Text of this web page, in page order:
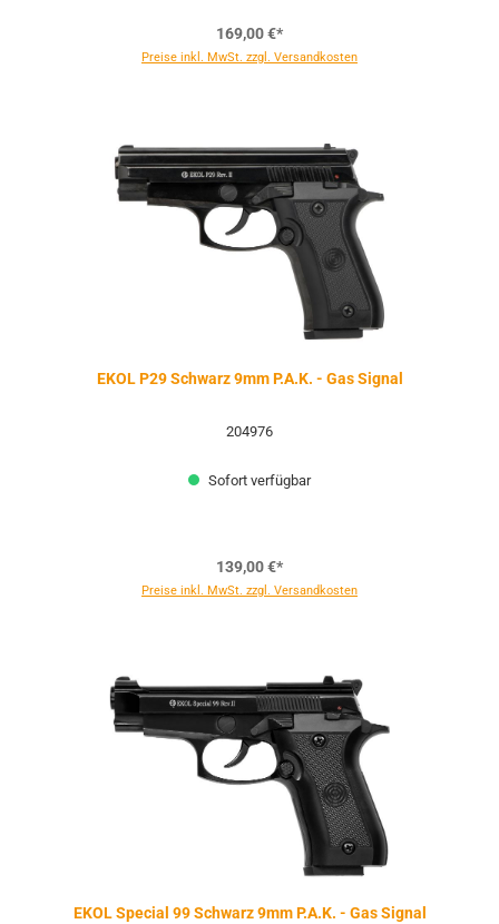
169,00 €*
Preise inkl. MwSt. zzgl. Versandkosten
EKOL P29 Schwarz 9mm P.A.K. - Gas Signal
204976
Sofort verfügbar
139,00 €*
Preise inkl. MwSt. zzgl. Versandkosten
EKOL Special 99 Schwarz 9mm P.A.K. - Gas Signal